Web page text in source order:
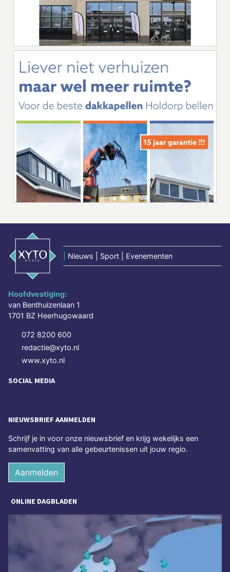
Nieuws | Sport | Evenementen
Hoofdvestiging:
van Benthuizenlaan 1
1701 BZ Heerhugowaard
072 8200 600
redactie@xyto.nl
www.xyto.nl
SOCIAL MEDIA
NIEUWSBRIEF AANMELDEN
Schrijf je in voor onze nieuwsbrief en krijg wekelijks een
samenvatting van alle gebeurtenissen uit jouw regio.
Aanmelden
ONLINE DAGBLADEN